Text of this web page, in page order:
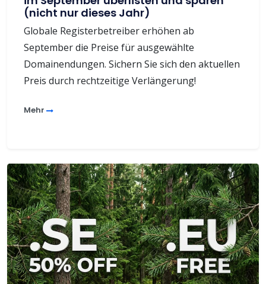
(nicht nur dieses Jahr)
Globale Registerbetreiber erhöhen ab
September die Preise für ausgewählte
Domainendungen. Sichern Sie sich den aktuellen
Preis durch rechtzeitige Verlängerung!
Mehr